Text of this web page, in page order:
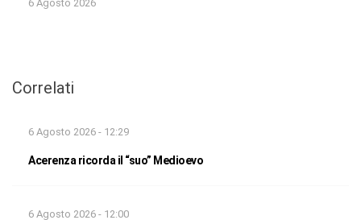
6 Agosto 2026
Correlati
6 Agosto 2026 - 12:29
Acerenza ricorda il “suo” Medioevo
6 Agosto 2026 - 12:00